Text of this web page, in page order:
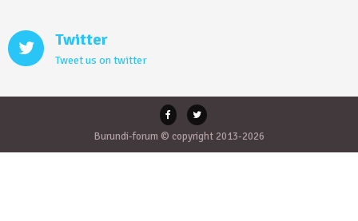
Twitter
Tweet us on twitter
Burundi-forum © copyright 2013-2026